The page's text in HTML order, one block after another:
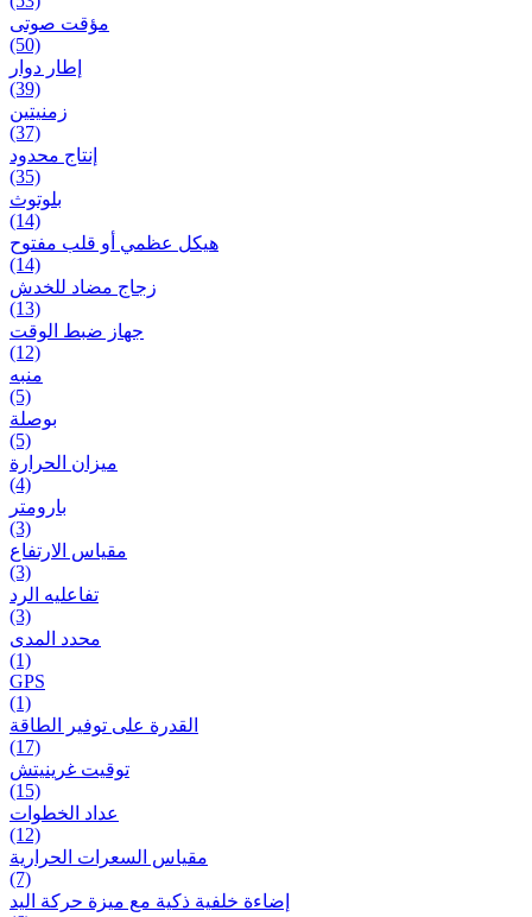
مؤقت صوتی
(50)
إطار دوار
(39)
زمنیتین
(37)
إنتاج محدود
(35)
بلوتوث
(14)
هيكل عظمي أو قلب مفتوح
(14)
زجاج مضاد للخدش
(13)
جهاز ضبط الوقت
(12)
منبه
(5)
بوصلة
(5)
ميزان الحرارة
(4)
بارومتر
(3)
مقياس الارتفاع
(3)
تفاعلیه الرد
(3)
محدد المدى
(1)
GPS
(1)
القدرة على توفير الطاقة
(17)
توقيت غرينيتش
(15)
عداد الخطوات
(12)
مقیاس السعرات الحرارية
(7)
إضاءة خلفية ذكية مع ميزة حرکة اليد